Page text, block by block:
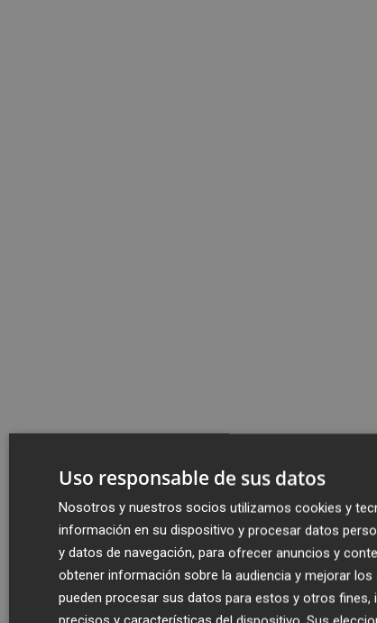
Uso responsable de sus datos
Nosotros y nuestros socios utilizamos cookies y
información en su dispositivo y procesar datos
y datos de navegación, para ofrecer anuncios y
obtener información sobre la audiencia y mejorar los
pueden procesar sus datos para estos y otros